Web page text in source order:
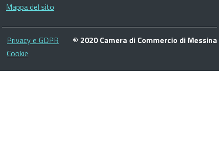
Mappa del sito
Piè
di
pagina
Privacy e GDPR
Cookie
© 2020 Camera di Commercio di Messina